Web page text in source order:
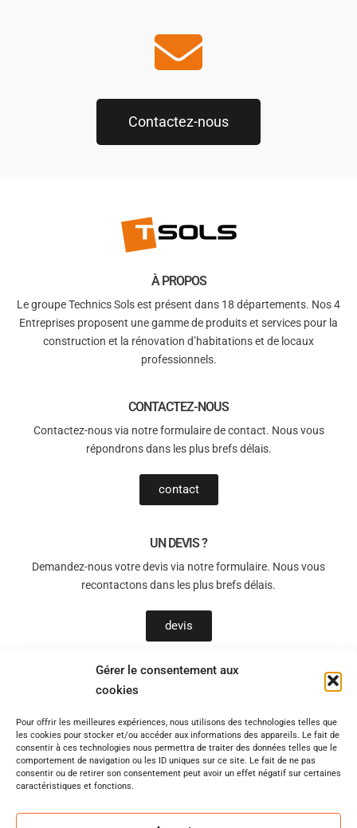
Gérer le consentement aux
cookies
Pour offrir les meilleures expériences, nous utilisons des technologies telles que
les cookies pour stocker et/ou accéder aux informations des appareils. Le fait de
consentir à ces technologies nous permettra de traiter des données telles que le
comportement de navigation ou les ID uniques sur ce site. Le fait de ne pas
consentir ou de retirer son consentement peut avoir un effet négatif sur certaines
caractéristiques et fonctions.
Contactez-nous
À PROPOS
Le groupe Technics Sols est présent dans 18 départements. Nos 4
Entreprises proposent une gamme de produits et services pour la
construction et la rénovation d’habitations et de locaux
professionnels.
CONTACTEZ-NOUS
Contactez-nous via notre formulaire de contact. Nous vous
répondrons dans les plus brefs délais.
contact
UN DEVIS ?
Demandez-nous votre devis via notre formulaire. Nous vous
recontactons dans les plus brefs délais.
devis
T-Sols, un allié de choix pour le bien-être chez vous !
Vous souhaitez être accompagné(e) par des professionnels qualifiés
pour un chantier en toute sérénité ? Quel que soit l’avancement de
votre réflexion, disposez d’un accompagnement de qualité pour votre
projet d’isolation, de plancher chauffant, de chape, de pompe à
votre projet. Déjà plus de 1000 de réalisations effectuées en Ile de